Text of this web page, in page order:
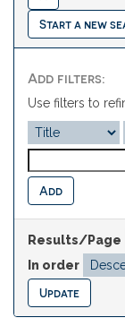
Start a new
Add filters:
Use filters to
Results/Page
In order